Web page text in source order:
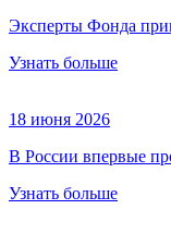
Эксперты Фонда
Узнать больше
18 июня 2026
В России впервые
Узнать больше